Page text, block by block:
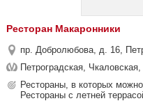
Ресторан Макаронники
пр. Добролюбова, д. 16,
Петроградская,
Рестораны, в которых
Рестораны с летней